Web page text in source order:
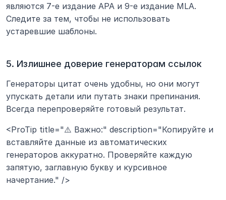
являются 7-е издание APA и 9-е издание MLA.
Следите за тем, чтобы не использовать
устаревшие шаблоны.
5. Излишнее доверие генераторам ссылок
Генераторы цитат очень удобны, но они могут
упускать детали или путать знаки препинания.
Всегда перепроверяйте готовый результат.
<ProTip title="⚠️ Важно:" description="Копируйте и
вставляйте данные из автоматических
генераторов аккуратно. Проверяйте каждую
запятую, заглавную букву и курсивное
начертание." />